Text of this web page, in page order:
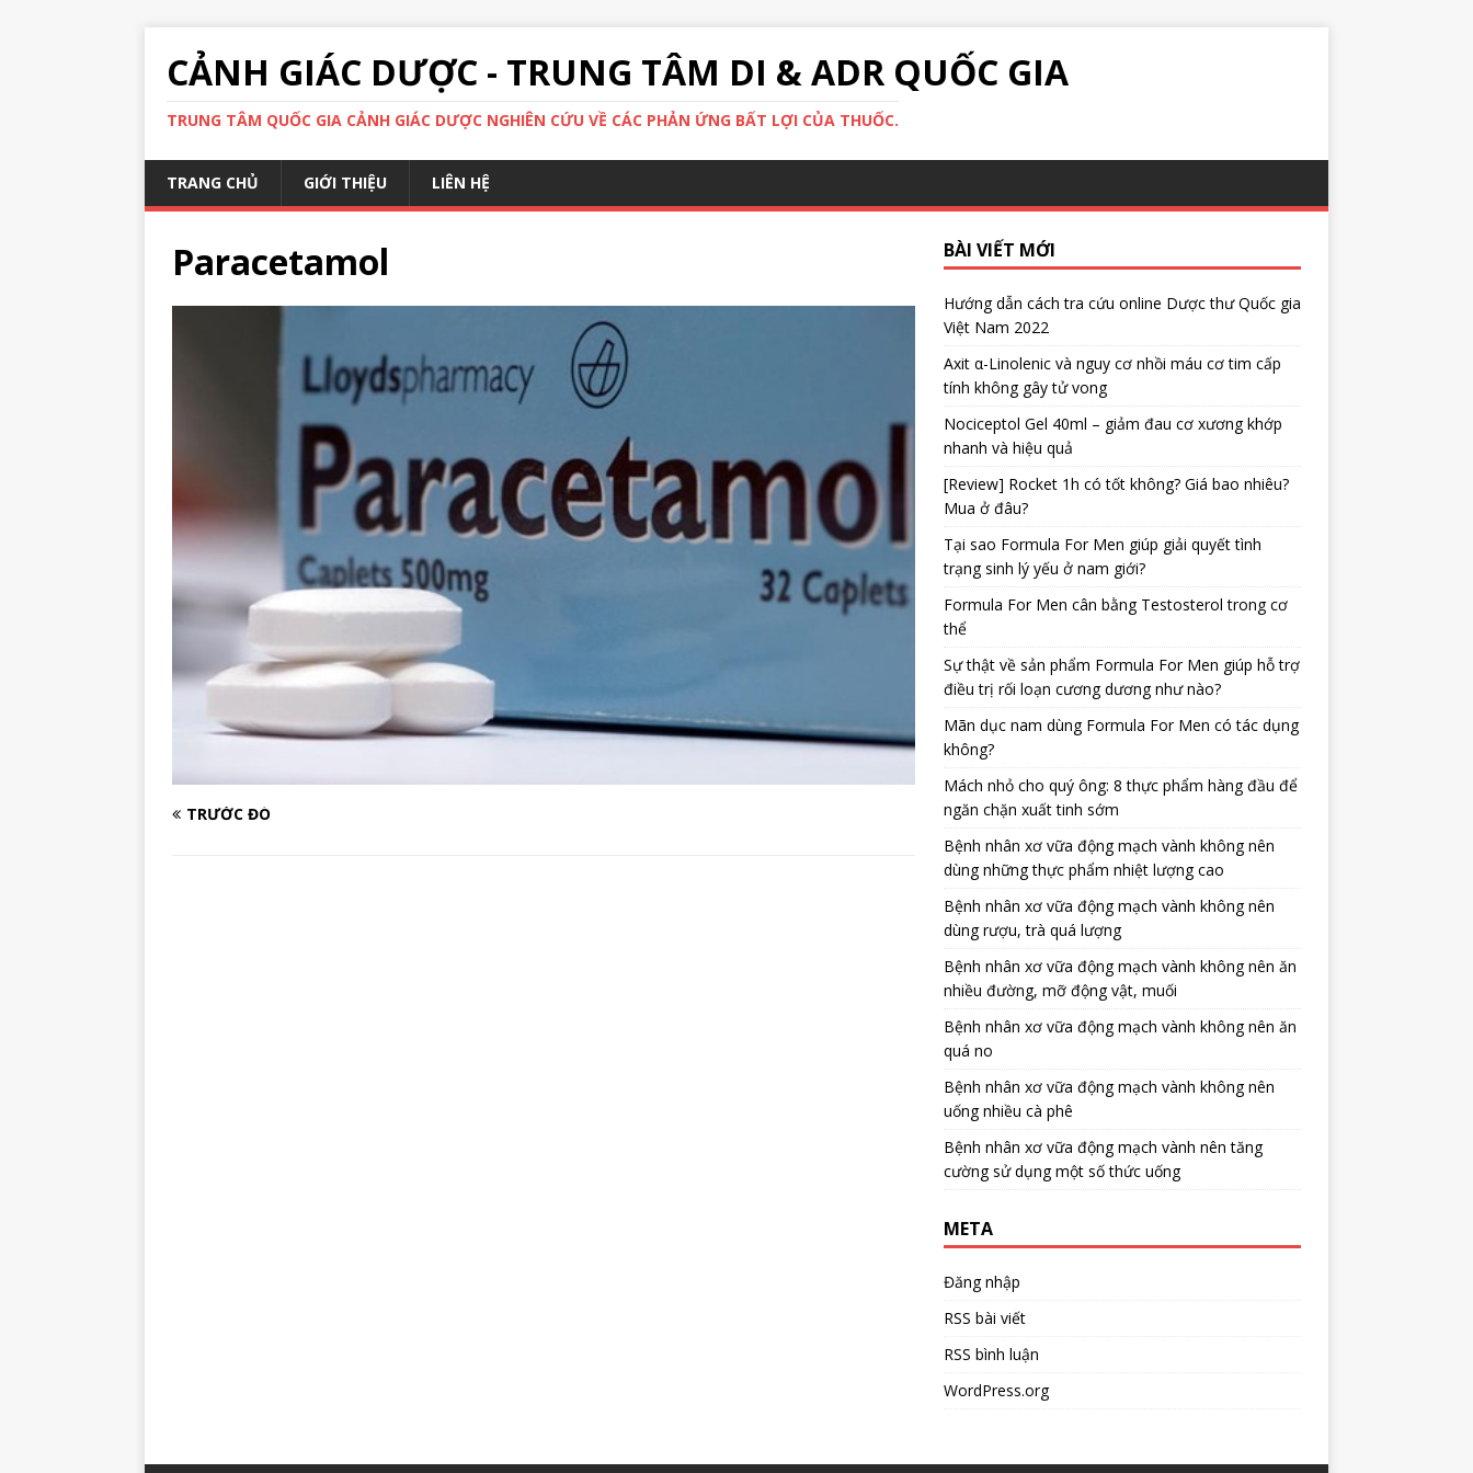
CẢNH GIÁC DƯỢC - TRUNG TÂM DI & ADR QUỐC GIA
TRUNG TÂM QUỐC GIA CẢNH GIÁC DƯỢC NGHIÊN CỨU VỀ CÁC PHẢN ỨNG BẤT LỢI CỦA THUỐC.
TRANG CHỦ GIỚI THIỆU LIÊN HỆ
Paracetamol
TRƯỚC ĐÓ
BÀI VIẾT MỚI
Hướng dẫn cách tra cứu online Dược thư Quốc gia
Việt Nam 2022
Axit α-Linolenic và nguy cơ nhồi máu cơ tim cấp
tính không gây tử vong
Nociceptol Gel 40ml – giảm đau cơ xương khớp
nhanh và hiệu quả
[Review] Rocket 1h có tốt không? Giá bao nhiêu?
Mua ở đâu?
Tại sao Formula For Men giúp giải quyết tình
trạng sinh lý yếu ở nam giới?
Formula For Men cân bằng Testosterol trong cơ
thể
Sự thật về sản phẩm Formula For Men giúp hỗ trợ
điều trị rối loạn cương dương như nào?
Mãn dục nam dùng Formula For Men có tác dụng
không?
Mách nhỏ cho quý ông: 8 thực phẩm hàng đầu để
ngăn chặn xuất tinh sớm
Bệnh nhân xơ vữa động mạch vành không nên
dùng những thực phẩm nhiệt lượng cao
Bệnh nhân xơ vữa động mạch vành không nên
dùng rượu, trà quá lượng
Bệnh nhân xơ vữa động mạch vành không nên ăn
nhiều đường, mỡ động vật, muối
Bệnh nhân xơ vữa động mạch vành không nên ăn
quá no
Bệnh nhân xơ vữa động mạch vành không nên
uống nhiều cà phê
Bệnh nhân xơ vữa động mạch vành nên tăng
cường sử dụng một số thức uống
META
Đăng nhập
RSS bài viết
RSS bình luận
WordPress.org